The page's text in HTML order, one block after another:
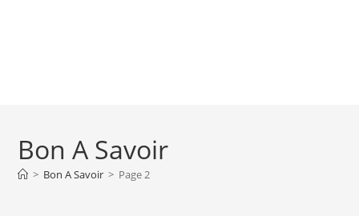
Bon A Savoir
> Bon A Savoir > Page 2